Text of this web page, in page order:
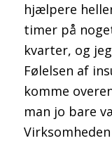
hjælpere
timer på
kvarter, og
Følelsen af
komme
man jo bare